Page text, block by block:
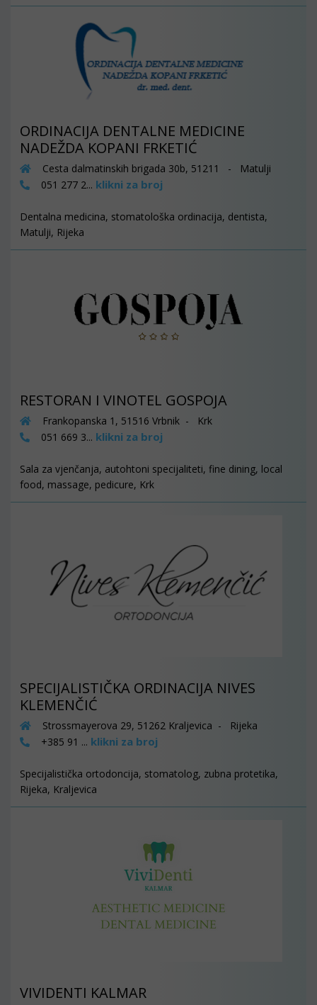
ORDINACIJA DENTALNE MEDICINE
NADEŽDA KOPANI FRKETIĆ
Cesta dalmatinskih brigada 30b, 51211 - Matulji
051 277 2... klikni za broj
Dentalna medicina, stomatološka ordinacija, dentista,
Matulji, Rijeka
RESTORAN I VINOTEL GOSPOJA
Frankopanska 1, 51516 Vrbnik - Krk
051 669 3... klikni za broj
Sala za vjenčanja, autohtoni specijaliteti, fine dining, local
food, massage, pedicure, Krk
SPECIJALISTIČKA ORDINACIJA NIVES
KLEMENČIĆ
Strossmayerova 29, 51262 Kraljevica - Rijeka
+385 91 ... klikni za broj
Specijalistička ortodoncija, stomatolog, zubna protetika,
Rijeka, Kraljevica
VIVIDENTI KALMAR